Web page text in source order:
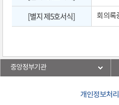
[별지 제5호서식] 회의록
중앙정부기관
개인정보처